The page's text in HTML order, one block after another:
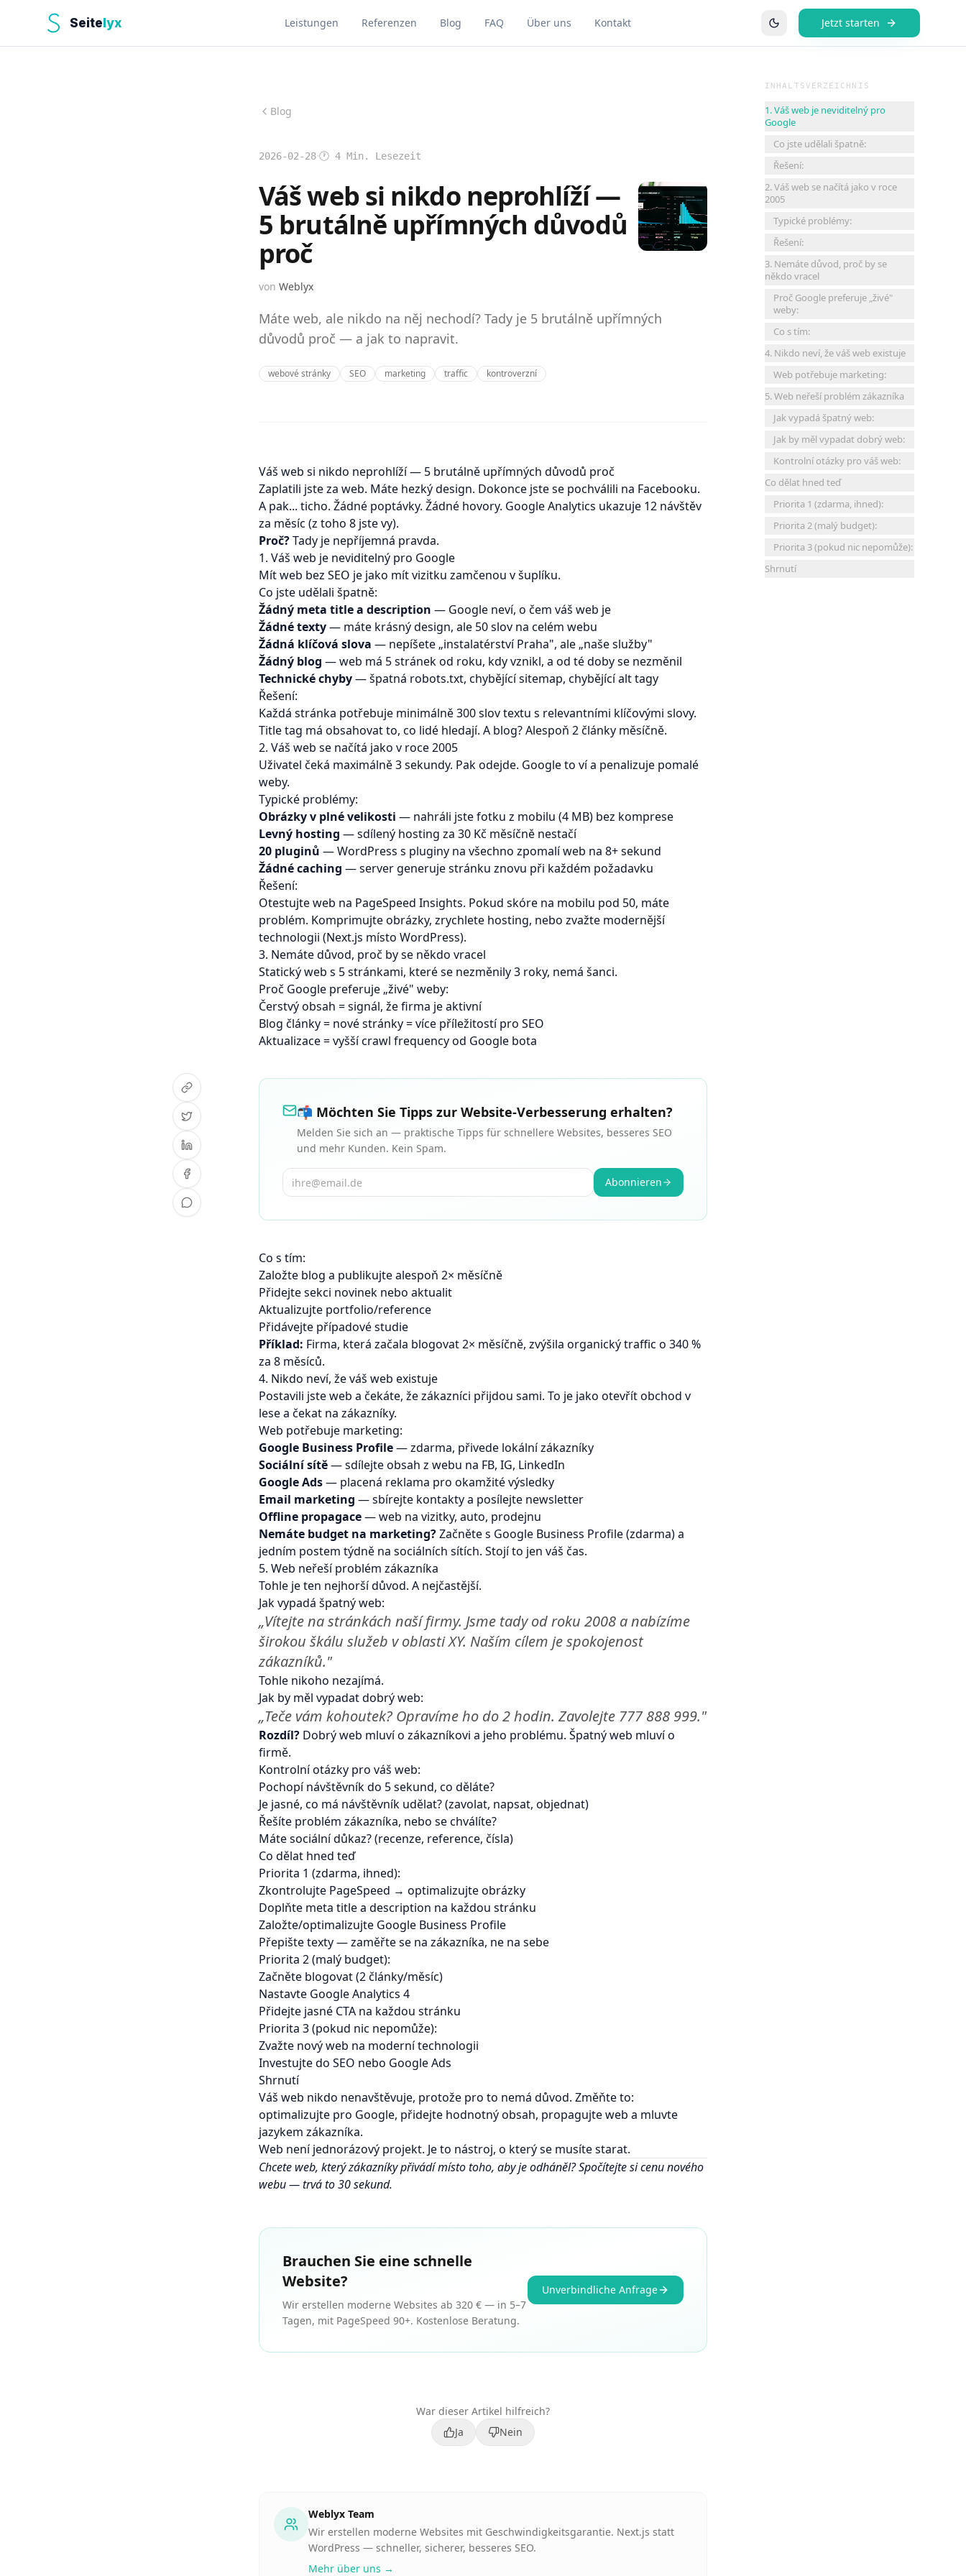
Seitelyx Leistungen Referenzen Blog FAQ Über uns Kontakt Jetzt starten
INHALTSVERZEICHNIS
1. Váš web je neviditelný pro
Google
Co jste udělali špatně:
Řešení:
2. Váš web se načítá jako v roce
2005
Typické problémy:
Řešení:
3. Nemáte důvod, proč by se
někdo vracel
Proč Google preferuje „živé"
weby:
Co s tím:
4. Nikdo neví, že váš web existuje
Web potřebuje marketing:
5. Web neřeší problém zákazníka
Jak vypadá špatný web:
Jak by měl vypadat dobrý web:
Kontrolní otázky pro váš web:
Co dělat hned teď
Priorita 1 (zdarma, ihned):
Priorita 2 (malý budget):
Priorita 3 (pokud nic nepomůže):
Shrnutí
Blog
2026-02-28·🕐 4 Min. Lesezeit
Váš web si nikdo neprohlíží —
5 brutálně upřímných důvodů
proč
von Weblyx
Máte web, ale nikdo na něj nechodí? Tady je 5 brutálně upřímných
důvodů proč — a jak to napravit.
webové stránky SEO marketing traffic kontroverzní
Váš web si nikdo neprohlíží — 5 brutálně upřímných důvodů proč
Zaplatili jste za web. Máte hezký design. Dokonce jste se pochválili na Facebooku.
A pak... ticho. Žádné poptávky. Žádné hovory. Google Analytics ukazuje 12 návštěv
za měsíc (z toho 8 jste vy).
Proč?Tady je nepříjemná pravda.
1. Váš web je neviditelný pro Google
Mít web bez SEO je jako mít vizitku zamčenou v šuplíku.
Co jste udělali špatně:
Žádný meta title a description — Google neví, o čem váš web je
Žádné texty— máte krásný design, ale 50 slov na celém webu
Žádná klíčová slova — nepíšete „instalatérství Praha", ale „naše služby"
Žádný blog — web má 5 stránek od roku, kdy vznikl, a od té doby se nezměnil
Technické chyby— špatná robots.txt, chybějící sitemap, chybějící alt tagy
Řešení:
Každá stránka potřebuje minimálně 300 slov textu s relevantními klíčovými slovy.
Title tag má obsahovat to, co lidé hledají. A blog? Alespoň 2 články měsíčně.
2. Váš web se načítá jako v roce 2005
Uživatel čeká maximálně 3 sekundy. Pak odejde. Google to ví a penalizuje pomalé
weby.
Typické problémy:
Obrázky v plné velikosti — nahráli jste fotku z mobilu (4 MB) bez komprese
Levný hosting — sdílený hosting za 30 Kč měsíčně nestačí
20 pluginů — WordPress s pluginy na všechno zpomalí web na 8+ sekund
Žádné caching — server generuje stránku znovu při každém požadavku
Řešení:
Otestujte web na PageSpeed Insights. Pokud skóre na mobilu pod 50, máte
problém. Komprimujte obrázky, zrychlete hosting, nebo zvažte modernější
technologii (Next.js místo WordPress).
3. Nemáte důvod, proč by se někdo vracel
Statický web s 5 stránkami, které se nezměnily 3 roky, nemá šanci.
Proč Google preferuje „živé" weby:
Čerstvý obsah = signál, že firma je aktivní
Blog články = nové stránky = více příležitostí pro SEO
Aktualizace = vyšší crawl frequency od Google bota
📬 Möchten Sie Tipps zur Website-Verbesserung erhalten?
Melden Sie sich an — praktische Tipps für schnellere Websites, besseres SEO
und mehr Kunden. Kein Spam.
Abonnieren
Co s tím:
Založte blog a publikujte alespoň 2× měsíčně
Přidejte sekci novinek nebo aktualit
Aktualizujte portfolio/reference
Přidávejte případové studie
Příklad: Firma, která začala blogovat 2× měsíčně, zvýšila organický traffic o 340 %
za 8 měsíců.
4. Nikdo neví, že váš web existuje
Postavili jste web a čekáte, že zákazníci přijdou sami. To je jako otevřít obchod v
lese a čekat na zákazníky.
Web potřebuje marketing:
Google Business Profile— zdarma, přivede lokální zákazníky
Sociální sítě— sdílejte obsah z webu na FB, IG, LinkedIn
Google Ads— placená reklama pro okamžité výsledky
Email marketing — sbírejte kontakty a posílejte newsletter
Offline propagace— web na vizitky, auto, prodejnu
Nemáte budget na marketing?Začněte s Google Business Profile (zdarma) a
jedním postem týdně na sociálních sítích. Stojí to jen váš čas.
5. Web neřeší problém zákazníka
Tohle je ten nejhorší důvod. A nejčastější.
Jak vypadá špatný web:
„Vítejte na stránkách naší firmy. Jsme tady od roku 2008 a nabízíme
širokou škálu služeb v oblasti XY. Naším cílem je spokojenost
zákazníků."
Tohle nikoho nezajímá.
Jak by měl vypadat dobrý web:
„Teče vám kohoutek? Opravíme ho do 2 hodin. Zavolejte 777 888 999."
Rozdíl? Dobrý web mluví o zákazníkovi a jeho problému. Špatný web mluví o
firmě.
Kontrolní otázky pro váš web:
Pochopí návštěvník do 5 sekund, co děláte?
Je jasné, co má návštěvník udělat? (zavolat, napsat, objednat)
Řešíte problém zákazníka, nebo se chválíte?
Máte sociální důkaz? (recenze, reference, čísla)
Co dělat hned teď
Priorita 1 (zdarma, ihned):
Zkontrolujte PageSpeed → optimalizujte obrázky
Doplňte meta title a description na každou stránku
Založte/optimalizujte Google Business Profile
Přepište texty — zaměřte se na zákazníka, ne na sebe
Priorita 2 (malý budget):
Začněte blogovat (2 články/měsíc)
Nastavte Google Analytics 4
Přidejte jasné CTA na každou stránku
Priorita 3 (pokud nic nepomůže):
Zvažte nový web na moderní technologii
Investujte do SEO nebo Google Ads
Shrnutí
Váš web nikdo nenavštěvuje, protože pro to nemá důvod. Změňte to:
optimalizujte pro Google, přidejte hodnotný obsah, propagujte web a mluvte
jazykem zákazníka.
Web není jednorázový projekt. Je to nástroj, o který se musíte starat.
Chcete web, který zákazníky přivádí místo toho, aby je odháněl?Spočítejte si cenu nového
webu— trvá to 30 sekund.
Brauchen Sie eine schnelle
Website?
Wir erstellen moderne Websites ab 320 € — in 5–7
Tagen, mit PageSpeed 90+. Kostenlose Beratung.
Unverbindliche Anfrage
War dieser Artikel hilfreich?
Ja
Nein
Weblyx Team
Wir erstellen moderne Websites mit Geschwindigkeitsgarantie. Next.js statt
WordPress — schneller, sicherer, besseres SEO.
Mehr über uns →